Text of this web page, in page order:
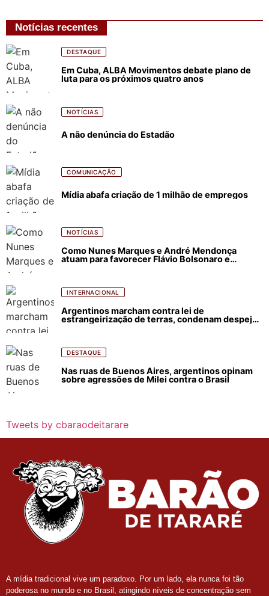
Notícias recentes
DESTAQUE
Em Cuba, ALBA Movimentos debate plano de
luta para os próximos quatro anos
NOTÍCIAS
A não denúncia do Estadão
COMUNICAÇÃO
Mídia abafa criação de 1 milhão de empregos
NOTÍCIAS
Como Nunes Marques e André Mendonça
atuam para favorecer Flávio Bolsonaro e
INTERNACIONAL
Argentinos marcham contra lei de
estrangeirização de terras, condenam despejos
DESTAQUE
Nas ruas de Buenos Aires, argentinos opinam
sobre agressões de Milei contra o Brasil
Tweets by cbaraodeitarare
A mídia tradicional vive um paradoxo. Por um lado, ela nunca foi tão
poderosa no mundo e no Brasil, atingindo níveis de concentração sem